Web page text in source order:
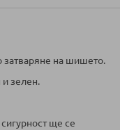
затваряне на шишето.
и зелен.
ще се